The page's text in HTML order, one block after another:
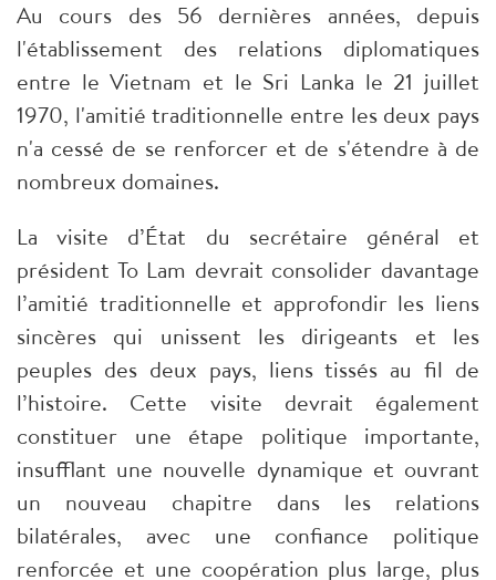
Au cours des 56 dernières années, depuis
l'établissement des relations diplomatiques
entre le Vietnam et le Sri Lanka le 21 juillet
1970, l'amitié traditionnelle entre les deux pays
n'a cessé de se renforcer et de s'étendre à de
nombreux domaines.
La visite d’État du secrétaire général et
président To Lam devrait consolider davantage
l’amitié traditionnelle et approfondir les liens
sincères qui unissent les dirigeants et les
peuples des deux pays, liens tissés au fil de
l’histoire. Cette visite devrait également
constituer une étape politique importante,
insufflant une nouvelle dynamique et ouvrant
un nouveau chapitre dans les relations
bilatérales, avec une confiance politique
renforcée et une coopération plus large, plus